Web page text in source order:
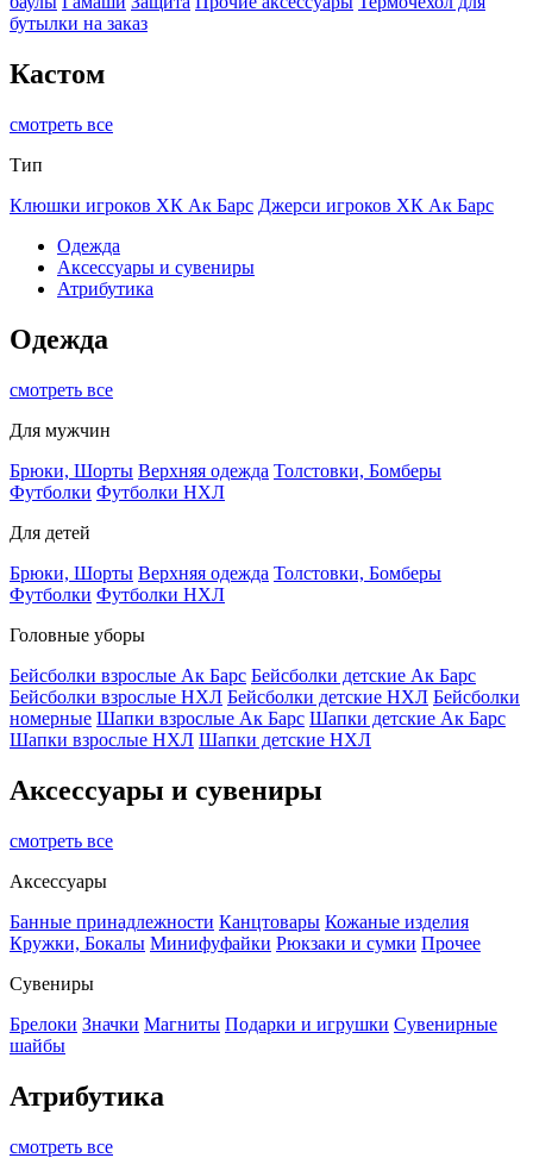
бутылки на заказ
Кастом
смотреть все
Тип
Клюшки игроков ХК Ак Барс Джерси игроков ХК Ак Барс
Одежда
Аксессуары и сувениры
Атрибутика
Одежда
смотреть все
Для мужчин
Брюки, Шорты Верхняя одежда Толстовки, Бомберы
Футболки Футболки НХЛ
Для детей
Брюки, Шорты Верхняя одежда Толстовки, Бомберы
Футболки Футболки НХЛ
Головные уборы
Бейсболки взрослые Ак Барс Бейсболки детские Ак Барс
Бейсболки взрослые НХЛ Бейсболки детские НХЛ Бейсболки
номерные Шапки взрослые Ак Барс Шапки детские Ак Барс
Шапки взрослые НХЛ Шапки детские НХЛ
Аксессуары и сувениры
смотреть все
Аксессуары
Банные принадлежности Канцтовары Кожаные изделия
Кружки, Бокалы Минифуфайки Рюкзаки и сумки Прочее
Сувениры
Брелоки Значки Магниты Подарки и игрушки Сувенирные
шайбы
Атрибутика
смотреть все